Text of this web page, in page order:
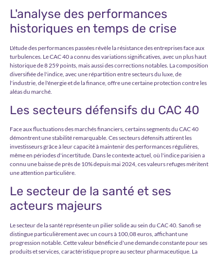
L'analyse des performances
historiques en temps de crise
L'étude des performances passées révèle la résistance des entreprises face aux
turbulences. Le CAC 40 a connu des variations significatives, avec un plus haut
historique de 8 259 points, mais aussi des corrections notables. La composition
diversifiée de l'indice, avec une répartition entre secteurs du luxe, de
l'industrie, de l'énergie et de la finance, offre une certaine protection contre les
aléas du marché.
Les secteurs défensifs du CAC 40
Face aux fluctuations des marchés financiers, certains segments du CAC 40
démontrent une stabilité remarquable. Ces secteurs défensifs attirent les
investisseurs grâce à leur capacité à maintenir des performances régulières,
même en périodes d'incertitude. Dans le contexte actuel, où l'indice parisien a
connu une baisse de près de 10% depuis mai 2024, ces valeurs refuges méritent
une attention particulière.
Le secteur de la santé et ses
acteurs majeurs
Le secteur de la santé représente un pilier solide au sein du CAC 40. Sanofi se
distingue particulièrement avec un cours à 100,08 euros, affichant une
progression notable. Cette valeur bénéficie d'une demande constante pour ses
produits et services, caractéristique propre au secteur pharmaceutique. La